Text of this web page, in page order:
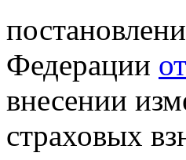
Федерации
внесении
страховых